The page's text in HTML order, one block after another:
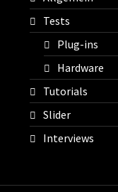
Tests
Plug-ins
Hardware
Tutorials
Slider
Interviews